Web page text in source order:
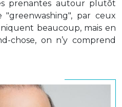
prenantes autour plutôt
"greenwashing", par ceux
beaucoup, mais en
chose, on n’y comprend